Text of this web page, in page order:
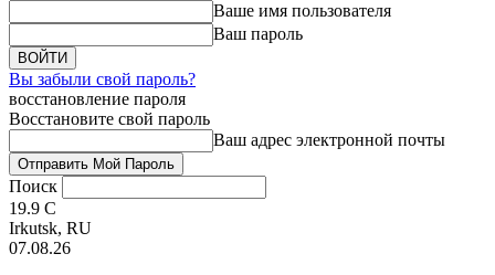
Ваше имя пользователя
Ваш пароль
Вы забыли свой пароль?
восстановление пароля
Восстановите свой пароль
Ваш адрес электронной почты
Поиск
19.9 C
Irkutsk, RU
07.08.26